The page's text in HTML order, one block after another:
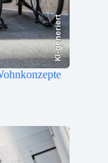
KI-generiert